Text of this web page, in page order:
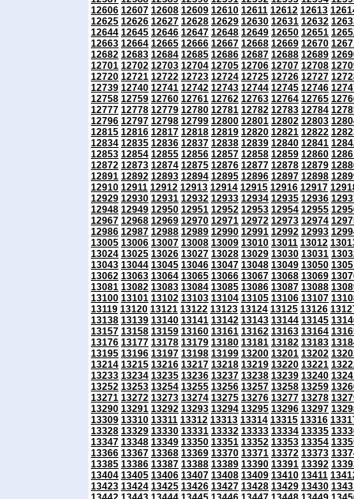
12606 12607 12608 12609 12610 12611 12612 12613
12625 12626 12627 12628 12629 12630 12631 12632
12644 12645 12646 12647 12648 12649 12650 12651
12663 12664 12665 12666 12667 12668 12669 12670
12682 12683 12684 12685 12686 12687 12688 12689
12701 12702 12703 12704 12705 12706 12707 12708
12720 12721 12722 12723 12724 12725 12726 12727
12739 12740 12741 12742 12743 12744 12745 12746
12758 12759 12760 12761 12762 12763 12764 12765
12777 12778 12779 12780 12781 12782 12783 12784
12796 12797 12798 12799 12800 12801 12802 12803
12815 12816 12817 12818 12819 12820 12821 12822
12834 12835 12836 12837 12838 12839 12840 12841
12853 12854 12855 12856 12857 12858 12859 12860
12872 12873 12874 12875 12876 12877 12878 12879
12891 12892 12893 12894 12895 12896 12897 12898
12910 12911 12912 12913 12914 12915 12916 12917
12929 12930 12931 12932 12933 12934 12935 12936
12948 12949 12950 12951 12952 12953 12954 12955
12967 12968 12969 12970 12971 12972 12973 12974
12986 12987 12988 12989 12990 12991 12992 12993
13005 13006 13007 13008 13009 13010 13011 13012
13024 13025 13026 13027 13028 13029 13030 13031
13043 13044 13045 13046 13047 13048 13049 13050
13062 13063 13064 13065 13066 13067 13068 13069
13081 13082 13083 13084 13085 13086 13087 13088
13100 13101 13102 13103 13104 13105 13106 13107
13119 13120 13121 13122 13123 13124 13125 13126
13138 13139 13140 13141 13142 13143 13144 13145
13157 13158 13159 13160 13161 13162 13163 13164
13176 13177 13178 13179 13180 13181 13182 13183
13195 13196 13197 13198 13199 13200 13201 13202
13214 13215 13216 13217 13218 13219 13220 13221
13233 13234 13235 13236 13237 13238 13239 13240
13252 13253 13254 13255 13256 13257 13258 13259
13271 13272 13273 13274 13275 13276 13277 13278
13290 13291 13292 13293 13294 13295 13296 13297
13309 13310 13311 13312 13313 13314 13315 13316
13328 13329 13330 13331 13332 13333 13334 13335
13347 13348 13349 13350 13351 13352 13353 13354
13366 13367 13368 13369 13370 13371 13372 13373
13385 13386 13387 13388 13389 13390 13391 13392
13404 13405 13406 13407 13408 13409 13410 13411
13423 13424 13425 13426 13427 13428 13429 13430